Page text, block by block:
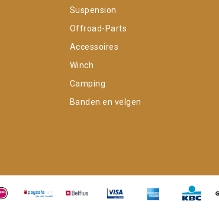
Suspension
Offroad-Parts
Accessoires
Winch
Camping
Banden en velgen